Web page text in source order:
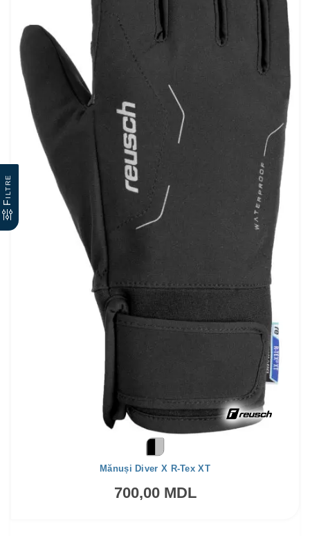
Filtre
Mănuși Diver X R-Tex XT
700,00 MDL